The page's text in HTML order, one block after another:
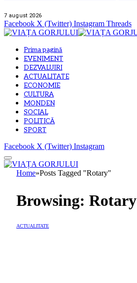
7 august 2026
Facebook X (Twitter) Instagram Threads
Prima pagină
EVENIMENT
DEZVALUIRI
ACTUALITATE
ECONOMIE
CULTURA
MONDEN
SOCIAL
POLITICĂ
SPORT
Facebook X (Twitter) Instagram
Home»Posts Tagged "Rotary"
Browsing: Rotary
ACTUALITATE